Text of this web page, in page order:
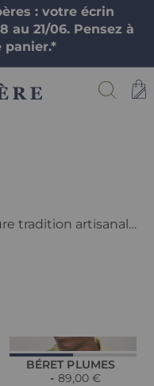
: votre écrin
au 21/06. Pensez à
panier.*
Confectionnés dans la plus pure tradition artisanale, les bérets pour femme et pour homme Laulhère allient confort, caractère et authenticité. Déclinés en laine mérinos française, cachemire, coton ou cuir, nos modèles s’adaptent à toutes les envies et à toutes les saisons. Parmi cette sélection, retrouvez les véritables bérets basques revisités, qui associent le charme du béret traditionnel à une touche contemporaine. Chaque pièce est imaginée et fabriquée en France, dans nos ateliers à Oloron-Sainte-Marie, berceau de notre savoir-faire d’excellence transmis depuis 1840. Une collection pensée pour celles et ceux qui souhaitent porter un béret français unique, durable et chargé d’histoire.
BÉRET PLUMES
89,00 €